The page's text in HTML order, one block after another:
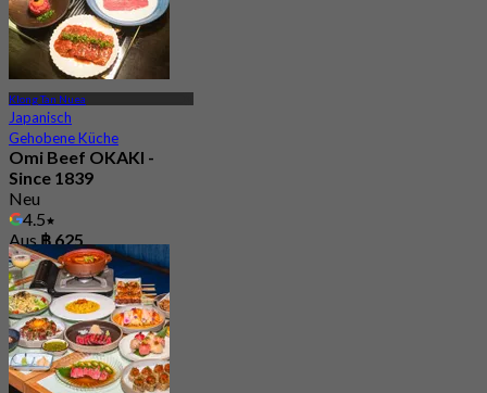
Klong Tan Nuea
Japanisch
Gehobene Küche
Omi Beef OKAKI -
Since 1839
Neu
4.5
Aus฿ 625